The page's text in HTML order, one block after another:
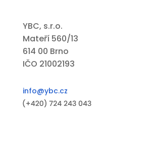
YBC, s.r.o.
Mateří 560/13
614 00 Brno
IČO 21002193
info@ybc.cz